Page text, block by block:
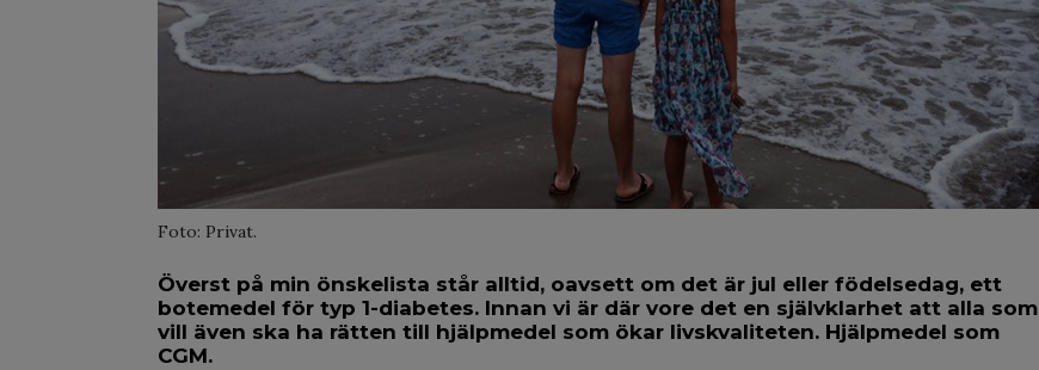
Foto: Privat.
Överst på min önskelista står alltid, oavsett om det är jul eller födelsedag, ett
botemedel för typ 1-diabetes. Innan vi är där vore det en självklarhet att alla som
vill även ska ha rätten till hjälpmedel som ökar livskvaliteten. Hjälpmedel som
CGM.